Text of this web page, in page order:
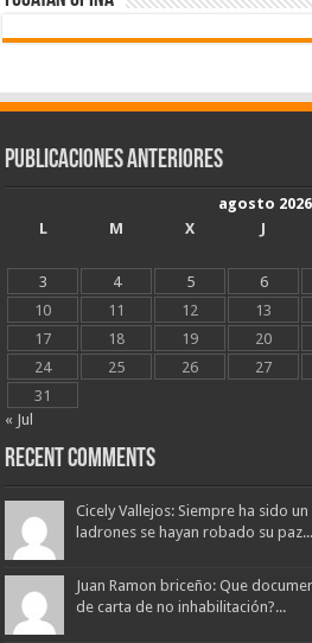
Publicaciones Anteriores
agosto 2026
L
M X J
3
4 5 6
10
11 12 13
17
18 19 20
24
25 26 27
31
« Jul
Recent Comments
Cicely Vallejos: Siempre ha sido
ladrones se hayan robado su paz...
Juan Ramon briceño: Que
de carta de no inhabilitación?...